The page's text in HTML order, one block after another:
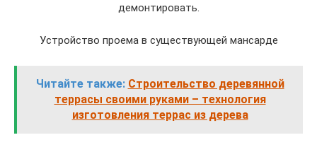
демонтировать.
Устройство проема в существующей мансарде
Читайте также: Строительство деревянной
террасы своими руками – технология
изготовления террас из дерева